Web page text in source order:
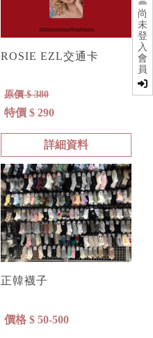
尚
未
登
入
會
員
ROSIE EZL交通卡
原價 $ 380
特價 $ 290
詳細資料
正韓襪子
價格 $ 50-500